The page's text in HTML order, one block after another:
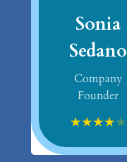
Sonia
Sedano
Company
Founder
★★★★★